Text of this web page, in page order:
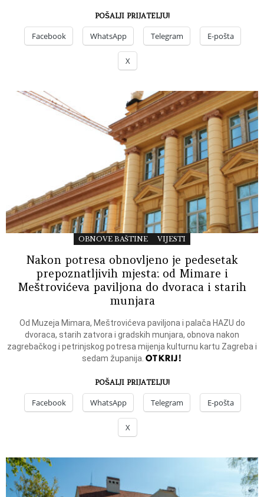
POŠALJI PRIJATELJU!
Facebook WhatsApp Telegram E-pošta
X
OBNOVE BAŠTINE VIJESTI
Nakon potresa obnovljeno je pedesetak
prepoznatljivih mjesta: od Mimare i
Meštrovićeva paviljona do dvoraca i starih
munjara
Od Muzeja Mimara, Meštrovićeva paviljona i palača HAZU do
dvoraca, starih zatvora i gradskih munjara, obnova nakon
zagrebačkog i petrinjskog potresa mijenja kulturnu kartu Zagreba i
sedam županija. OTKRIJ!
POŠALJI PRIJATELJU!
Facebook WhatsApp Telegram E-pošta
X